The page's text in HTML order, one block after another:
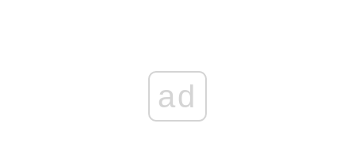
ad